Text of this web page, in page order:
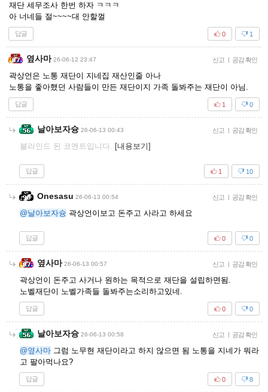
재단 세무조사 한번 하자 ㅋㅋㅋ
아 너네들 절~~~~대 안할껄
답글 1
0
옆사마 26-06-12 23:47 신고 공감 확인
곽상언은 노통 재단이 지네집 재산인줄 아나
노통을 좋아했던 사람들이 만든 재단이지 가족 돌봐주는 재단이 아님.
답글 0
1
날아보자슝 26-06-13 00:43 신고 공감 확인
블라인드 된 코멘트입니다. [내용보기]
답글 10
1
Onesasu 26-06-13 00:54 신고 공감 확인
@날아보자슝 곽상언이보고 돈주고 사라고 하세요
답글 0
0
옆사마 26-06-13 00:57 신고 공감 확인
곽상언이 돈주고 사거나 원하는 목적으로 재단을 설립하면됨.
노벨재단이 노벨가족들 돌봐주는소리하고있네.
답글 0
0
날아보자슝 26-06-13 00:58 신고 공감 확인
@옆사마 그럼 노무현 재단이라고 하지 않으면 됨 노통을 지네가 뭐라
고 팔아먹나요?
답글 8
0